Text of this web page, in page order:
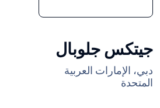
جيتكس جلوبال
دبي، الإمارات العربية
المتحدة